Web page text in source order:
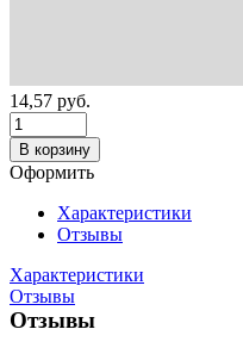
14,57 руб.
В корзину
Оформить
Характеристики
Отзывы
Характеристики
Отзывы
Отзывы